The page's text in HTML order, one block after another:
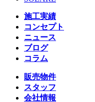
施工実績
コンセプト
ニュース
ブログ
コラム
販売物件
スタッフ
会社情報